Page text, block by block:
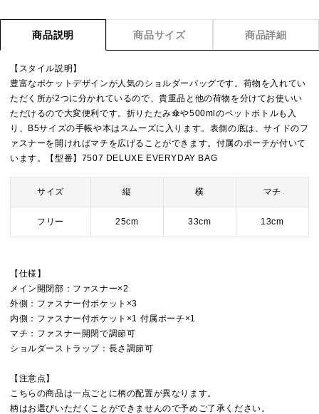
商品説明 商品サイズ 商品詳細
【スタイル説明】
豊富なポケットデザインが人気のショルダーバッグです。荷物を入れてい
ただく所が2つに分かれているので、貴重品と他の荷物を分けてお使いい
ただけるので大変便利です。折りたたみ傘や500mlのペットボトルも入
り、B5サイズの手帳や本はスムーズに入ります。表側の底は、サイドのフ
ァスナーを開ければマチを広げることができます。付属のポーチが付いて
います。【型番】7507 DELUXE EVERYDAY BAG
サイズ 縦 横 マチ
フリー 25cm 33cm 13cm
【仕様】
メイン開閉部：ファスナー×2
外側：ファスナー付ポケット×3
内側：ファスナー付ポケット×1 付属ポーチ×1
マチ：ファスナー開閉で調節可
ショルダーストラップ：長さ調節可
【注意点】
こちらの商品は一点ごとに柄の配置が異なります。
柄はお選びいただくことができませんので予めご了承ください。